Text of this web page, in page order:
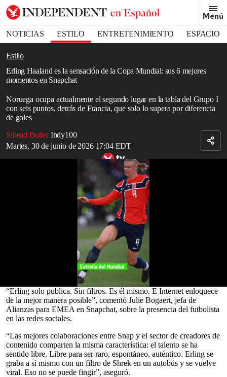
Menú
NOTICIAS ESTILO ENTRETENIMIENTO
ESPACIO
DEPORTES
Estilo
Erling Haaland es la sensación de la Copa Mundial: sus 6 mejores
momentos en Snapchat
Noruega ocupa actualmente el segundo lugar en la tabla del Grupo I
con seis puntos, detrás de Francia, que solo lo supera por diferencia
de goles
Sinead Butler Indy100
Martes, 30 de junio de 2026 17:04 EDT
Bookmark popover
Removed from bookmarks
Close popover
seconds
seconds
Haaland en el Mundial 2026: el debut del delantero en el escenario
es uno de los futbolistas de los que más se ha
hablado, tanto dentro como fuera del campo, en el Mundial de este
año gracias a sus entretenidas publicaciones en
El jugador estrella noruego ha hecho reír a carcajadas a sus
seguidores con el contenido que publica entre un partido y otro,
que va desde Snaps en los que se burla de sí mismo, hasta
divertidos filtros de realidad aumentada y respuestas sarcásticas a
las preguntas de sus seguidores.
“Erling solo publica. Sin filtros. Es él mismo. E Internet enloquece
de la mejor manera posible”, comentó Julie Bogaert, jefa de
Alianzas para EMEA en Snapchat, sobre la presencia del futbolista
en las redes sociales.
“Las mejores colaboraciones entre Snap y el sector de creadores de
contenido comparten la misma característica: el talento se ha
sentido libre. Libre para ser raro, espontáneo, auténtico. Erling se
graba a sí mismo con un filtro de Shrek en un autobús y se vuelve
viral. Eso no se puede fingir”, aseguró.